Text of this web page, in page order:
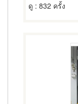
ดู : 832 ครั้ง